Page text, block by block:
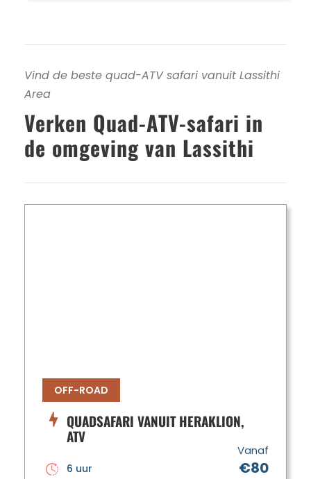
Vind de beste quad-ATV safari vanuit Lassithi
Area
Verken Quad-ATV-safari in
de omgeving van Lassithi
OFF-ROAD
QUADSAFARI VANUIT HERAKLION,
ATV
Vanaf
€80
6 uur